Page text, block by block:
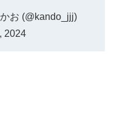
お (@kando_jjj)
2024